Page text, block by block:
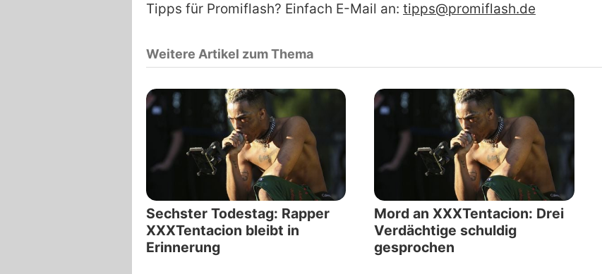
Tipps für Promiflash? Einfach E-Mail an: tipps@promiflash.de
Weitere Artikel zum Thema
Sechster Todestag: Rapper
XXXTentacion bleibt in
Erinnerung
Mord an XXXTentacion: Drei
Verdächtige schuldig
gesprochen